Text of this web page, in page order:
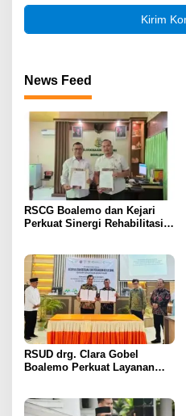
News Feed
RSCG Boalemo dan Kejari
Perkuat Sinergi Rehabilitasi
Restoratif
RSUD drg. Clara Gobel
Boalemo Perkuat Layanan
Tingkatkan Akses Layanan